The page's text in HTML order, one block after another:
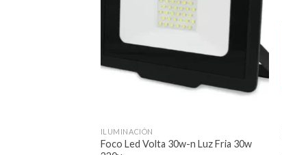
ILUMINACIÓN
Foco Led Volta 30w-n Luz Fria 30w